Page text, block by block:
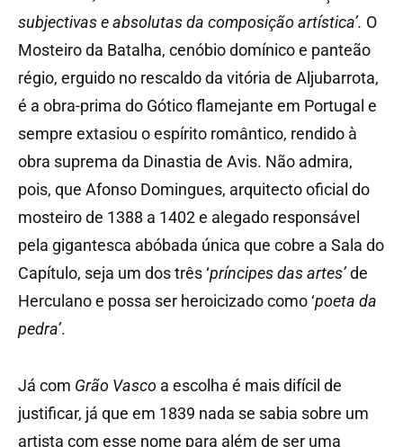
subjectivas e absolutas da composição artística’. O
Mosteiro da Batalha, cenóbio domínico e panteão
régio, erguido no rescaldo da vitória de Aljubarrota,
é a obra-prima do Gótico flamejante em Portugal e
sempre extasiou o espírito romântico, rendido à
obra suprema da Dinastia de Avis. Não admira,
pois, que Afonso Domingues, arquitecto oficial do
mosteiro de 1388 a 1402 e alegado responsável
pela gigantesca abóbada única que cobre a Sala do
Capítulo, seja um dos três ‘príncipes das artes’de
Herculano e possa ser heroicizado como ‘poeta da
pedra’.
Já com Grão Vasco a escolha é mais difícil de
justificar, já que em 1839 nada se sabia sobre um
artista com esse nome para além de ser uma